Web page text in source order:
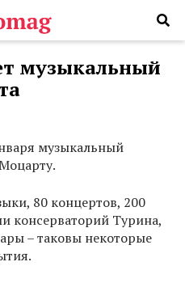
музыкальный
музыкальный
80 концертов, 200
консерваторий Турина,
– таковы некоторые